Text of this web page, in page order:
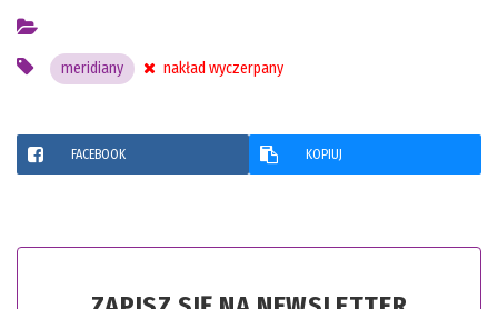
meridiany nakład wyczerpany
FACEBOOK KOPIUJ